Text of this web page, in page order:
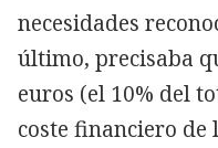
necesidades
último, precisaba
euros (el 10% del
coste financiero